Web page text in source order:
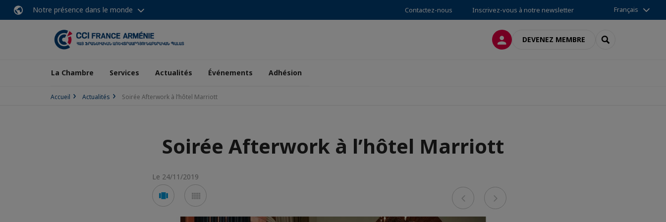
Notre présence dans le monde Contactez-nous Inscrivez-vous à notre newsletter Français
CONNEXIONDEVENEZ MEMBRE RECHERCHER
La Chambre Services Actualités Événements Adhésion
Accueil Actualités Soirée Afterwork à l’hôtel Marriott
Soirée Afterwork à l’hôtel Marriott
Le 24/11/2019
Voir
en
en
Previous